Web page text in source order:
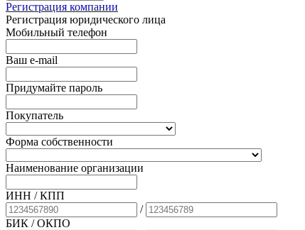
Регистрация компании
Регистрация юридического лица
Мобильный телефон
Ваш e-mail
Придумайте пароль
Покупатель
Форма собственности
Наименование организации
ИНН / КПП
/
БИК / ОКПО